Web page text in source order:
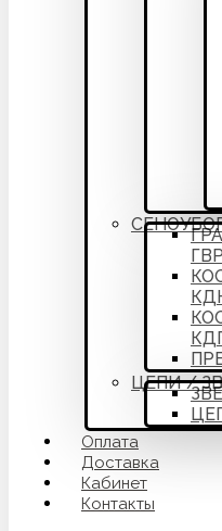
ГВР
ЦЕПИ /
Оплата
Доставка
Кабинет
Контакты